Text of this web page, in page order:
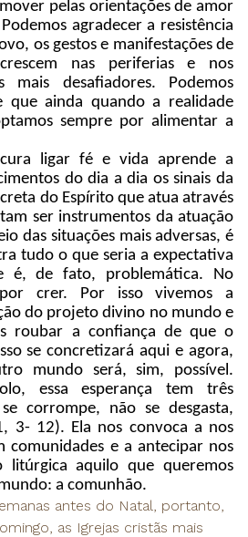
pelas orientações de amor
agradecer a resistência
os gestos e manifestações de
nas periferias e nos
mais desafiadores. Podemos
que ainda quando a realidade
sempre por alimentar a
ligar fé e vida aprende a
do dia a dia os sinais da
do Espírito que atua através
ser instrumentos da atuação
das situações mais adversas, é
tudo o que seria a expectativa
é, de fato, problemática. No
crer. Por isso vivemos a
do projeto divino no mundo e
roubar a confiança de que o
se concretizará aqui e agora,
mundo será, sim, possível.
essa esperança tem três
corrompe, não se desgasta,
3- 12). Ela nos convoca a nos
comunidades e a antecipar nos
litúrgica aquilo que queremos
a comunhão.
antes do Natal, portanto,
as Igrejas cristãs mais